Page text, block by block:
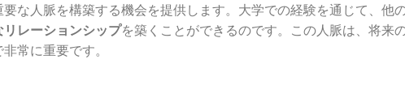
な人脈を構築する機会を提供します。大学での経験を通じて、他
リレーションシップを築くことができるのです。この人脈は、将来
常に重要です。